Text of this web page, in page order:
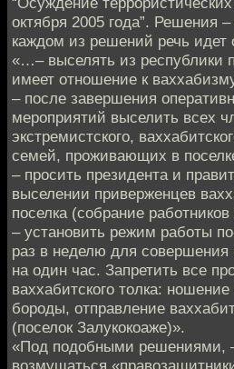
октября 2005 года”. Решения
каждом из решений речь идет
«…– выселять из республики
имеет отношение к
– после завершения
мероприятий выселить всех
экстремистского,
семей, проживающих в
– просить президента и
выселении приверженцев
поселка (собрание
– установить режим работы
раз в неделю для
на один час. Запретить все
ваххабитского толка:
бороды, отправление
(поселок Залукокоаже)».
«Под подобными решениями,
возмущаться